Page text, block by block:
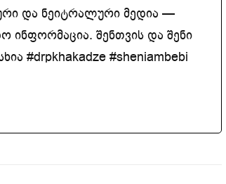
და ნეიტრალური მედია —
ინფორმაცია. შენთვის და შენი
#drpkhakadze #sheniambebi